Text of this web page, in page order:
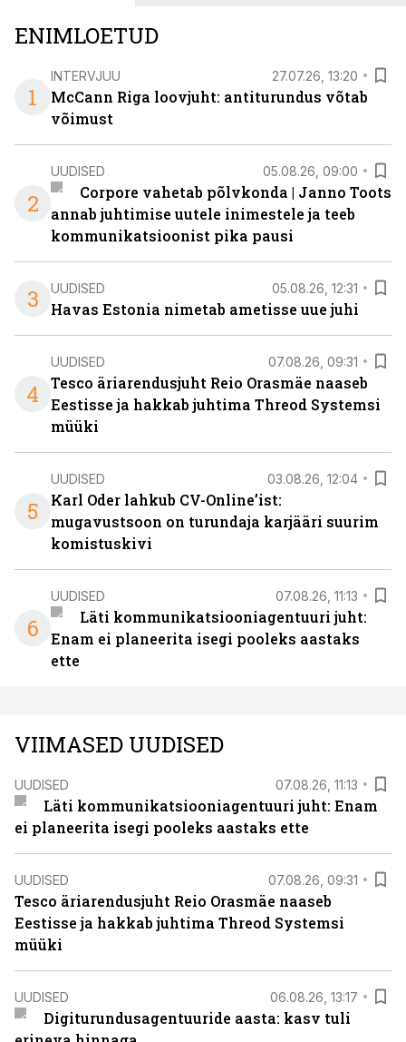
ENIMLOETUD
1
INTERVJUU 27.07.26, 13:20
McCann Riga loovjuht: antiturundus võtab
võimust
2
UUDISED 05.08.26, 09:00
Corpore vahetab põlvkonda | Janno Toots
annab juhtimise uutele inimestele ja teeb
kommunikatsioonist pika pausi
3 UUDISED 05.08.26, 12:31
Havas Estonia nimetab ametisse uue juhi
4
UUDISED 07.08.26, 09:31
Tesco äriarendusjuht Reio Orasmäe naaseb
Eestisse ja hakkab juhtima Threod Systemsi
müüki
5
UUDISED 03.08.26, 12:04
Karl Oder lahkub CV-Online’ist:
mugavustsoon on turundaja karjääri suurim
komistuskivi
6
UUDISED 07.08.26, 11:13
Läti kommunikatsiooniagentuuri juht:
Enam ei planeerita isegi pooleks aastaks
ette
VIIMASED UUDISED
UUDISED 07.08.26, 11:13
Läti kommunikatsiooniagentuuri juht: Enam
ei planeerita isegi pooleks aastaks ette
UUDISED 07.08.26, 09:31
Tesco äriarendusjuht Reio Orasmäe naaseb
Eestisse ja hakkab juhtima Threod Systemsi
müüki
UUDISED 06.08.26, 13:17
Digiturundusagentuuride aasta: kasv tuli